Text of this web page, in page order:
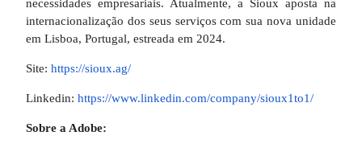
necessidades empresariais. Atualmente, a Sioux aposta na
internacionalização dos seus serviços com sua nova unidade
em Lisboa, Portugal, estreada em 2024.
Site: https://sioux.ag/
Linkedin: https://www.linkedin.com/company/sioux1to1/
Sobre a Adobe: